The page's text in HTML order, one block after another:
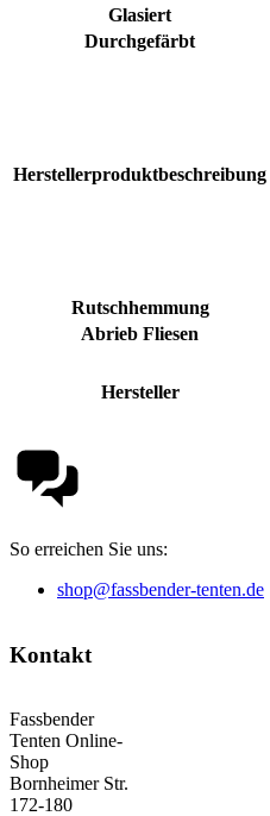
Glasiert
Durchgefärbt
Herstellerproduktbeschreibung
Rutschhemmung
Abrieb Fliesen
Hersteller
So erreichen Sie uns:
shop@fassbender-tenten.de
Kontakt
Fassbender
Tenten Online-
Shop
Bornheimer Str.
172-180